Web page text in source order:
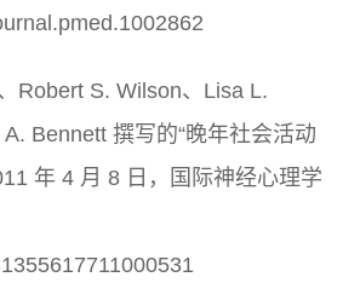
Robert S. Wilson、Lisa L.
Bennett 撰写的“晚年社会活动
年 4 月 8 日，
国际神经心理学